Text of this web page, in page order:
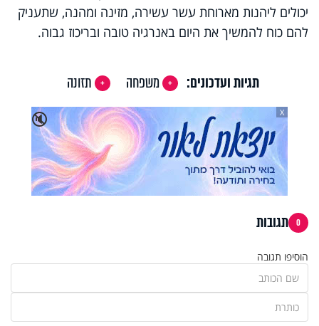
יכולים ליהנות מארוחת עשר עשירה, מזינה ומהנה, שתעניק
להם כוח להמשיך את היום באנרגיה טובה ובריכוז גבוה.
תגיות ועדכונים: משפחה
תזונה
🔇
X
0 תגובות
הוסיפו תגובה